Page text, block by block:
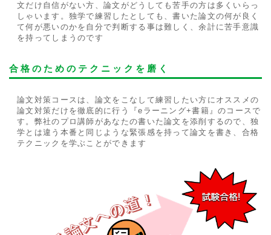
文だけ自信がない方、論文がどうしても苦手の方は多くいらっ
しゃいます。独学で練習したとしても、書いた論文の何が良く
て何が悪いのかを自分で判断する事は難しく、余計に苦手意識
を持ってしまうのです
合格のためのテクニックを磨く
論文対策コースは、論文をこなして練習したい方にオススメの
論文対策だけを徹底的に行う『eラーニング+書籍』のコースで
す。弊社のプロ講師があなたの書いた論文を添削するので、独
学とは違う本番と同じような緊張感を持って論文を書き、合格
テクニックを学ぶことができます